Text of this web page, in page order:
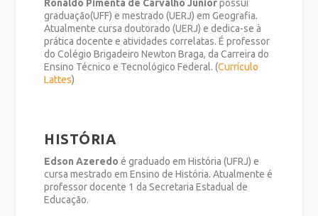
Ronaldo Pimenta de Carvalho Juniorpossui
graduação(UFF) e mestrado (UERJ) em Geografia.
Atualmente cursa doutorado (UERJ) e dedica-se à
prática docente e atividades correlatas. É professor
do Colégio Brigadeiro Newton Braga, da Carreira do
Ensino Técnico e Tecnológico Federal. (Currículo
Lattes)
HISTÓRIA
Edson Azeredo é graduado em História (UFRJ) e
cursa mestrado em Ensino de História. Atualmente é
professor docente 1 da Secretaria Estadual de
Educação.